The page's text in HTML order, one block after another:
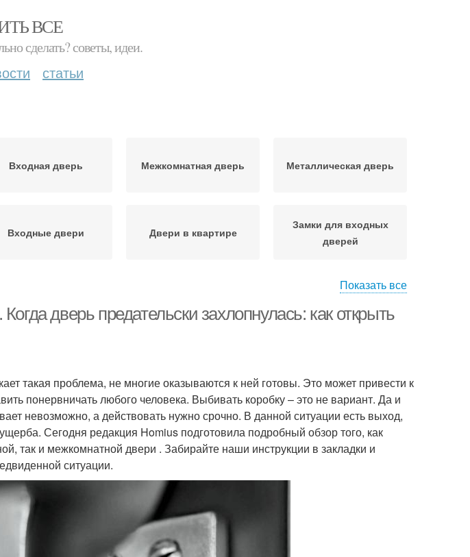
ВСЕ
сделать? советы, идеи.
статьи
Входная дверь Межкомнатная дверь Металлическая дверь
Входные двери Двери в квартире
Замки для входных
дверей
Показать все
дверь предательски захлопнулась: как открыть
такая проблема, не многие оказываются к ней готовы. Это может привести к
понервничать любого человека. Выбивать коробку – это не вариант. Да и
невозможно, а действовать нужно срочно. В данной ситуации есть выход,
Сегодня редакция Homius подготовила подробный обзор того, как
так и межкомнатной двери . Забирайте наши инструкции в закладки и
ситуации.